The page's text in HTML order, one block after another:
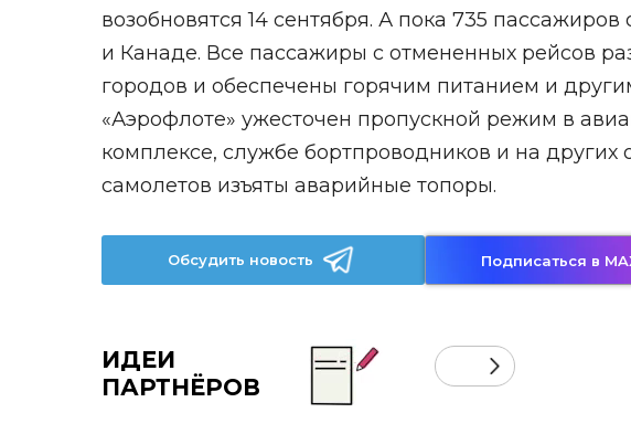
возобновятся 14 сентября. А пока 735
и Канаде. Все пассажиры с отмененных рейсов
городов и обеспечены горячим питанием и
«Аэрофлоте» ужесточен пропускной режим в
комплексе, службе бортпроводников и на других
самолетов изъяты аварийные топоры.
Обсудить новость Подписаться в
ИДЕИ
ПАРТНЁРОВ